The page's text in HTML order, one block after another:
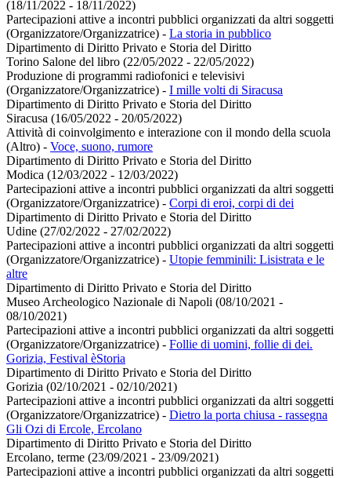
(18/11/2022 - 18/11/2022)
Partecipazioni attive a incontri pubblici organizzati da altri soggetti
(Organizzatore/Organizzatrice) - La storia in pubblico
Dipartimento di Diritto Privato e Storia del Diritto
Torino Salone del libro (22/05/2022 - 22/05/2022)
Produzione di programmi radiofonici e televisivi
(Organizzatore/Organizzatrice) - I mille volti di Siracusa
Dipartimento di Diritto Privato e Storia del Diritto
Siracusa (16/05/2022 - 20/05/2022)
Attività di coinvolgimento e interazione con il mondo della scuola
(Altro) - Voce, suono, rumore
Dipartimento di Diritto Privato e Storia del Diritto
Modica (12/03/2022 - 12/03/2022)
Partecipazioni attive a incontri pubblici organizzati da altri soggetti
(Organizzatore/Organizzatrice) - Corpi di eroi, corpi di dei
Dipartimento di Diritto Privato e Storia del Diritto
Udine (27/02/2022 - 27/02/2022)
Partecipazioni attive a incontri pubblici organizzati da altri soggetti
(Organizzatore/Organizzatrice) - Utopie femminili: Lisistrata e le
altre
Dipartimento di Diritto Privato e Storia del Diritto
Museo Archeologico Nazionale di Napoli (08/10/2021 -
08/10/2021)
Partecipazioni attive a incontri pubblici organizzati da altri soggetti
(Organizzatore/Organizzatrice) - Follie di uomini, follie di dei.
Gorizia, Festival èStoria
Dipartimento di Diritto Privato e Storia del Diritto
Gorizia (02/10/2021 - 02/10/2021)
Partecipazioni attive a incontri pubblici organizzati da altri soggetti
(Organizzatore/Organizzatrice) - Dietro la porta chiusa - rassegna
Gli Ozi di Ercole, Ercolano
Dipartimento di Diritto Privato e Storia del Diritto
Ercolano, terme (23/09/2021 - 23/09/2021)
Partecipazioni attive a incontri pubblici organizzati da altri soggetti